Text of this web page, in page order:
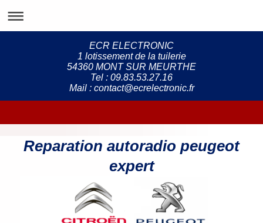
ECR ELECTRONIC
1 lotissement de la tuilerie
54360 MONT SUR MEURTHE
Tel : 09.83.53.27.16
Mail : contact@ecrelectronic.fr
Reparation autoradio peugeot
expert